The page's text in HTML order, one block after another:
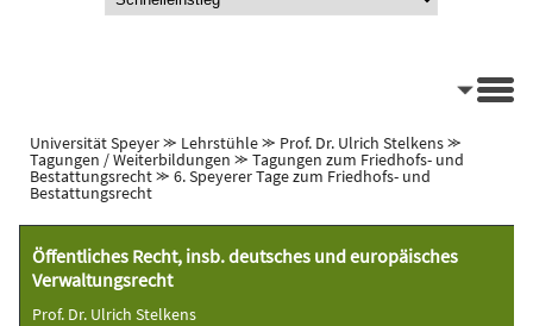
Universität Speyer⪼ Lehrstühle⪼ Prof. Dr. Ulrich Stelkens⪼
Tagungen / Weiterbildungen ⪼ Tagungen zum Friedhofs- und
Bestattungsrecht⪼ 6. Speyerer Tage zum Friedhofs- und
Bestattungsrecht
Öffentliches Recht, insb. deutsches und europäisches
Verwaltungsrecht
Prof. Dr. Ulrich Stelkens